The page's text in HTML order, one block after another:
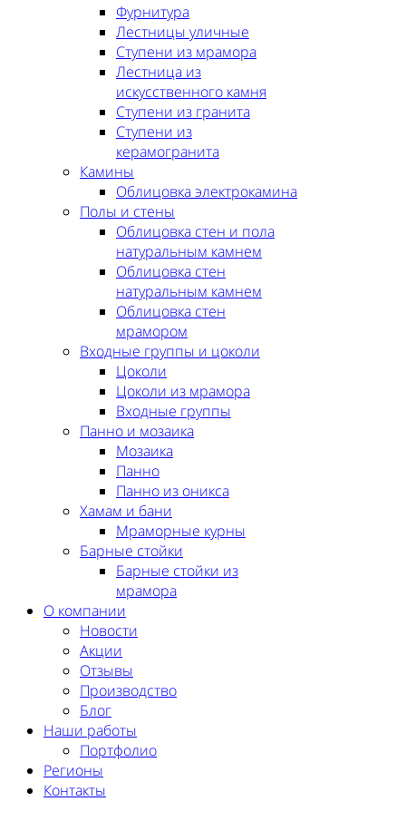
Фурнитура
Лестницы уличные
Ступени из мрамора
Лестница из
искусственного камня
Ступени из гранита
Ступени из
керамогранита
Камины
Облицовка электрокамина
Полы и стены
Облицовка стен и пола
натуральным камнем
Облицовка стен
натуральным камнем
Облицовка стен
мрамором
Входные группы и цоколи
Цоколи
Цоколи из мрамора
Входные группы
Панно и мозаика
Мозаика
Панно
Панно из оникса
Хамам и бани
Мраморные курны
Барные стойки
Барные стойки из
мрамора
О компании
Новости
Акции
Отзывы
Производство
Блог
Наши работы
Портфолио
Регионы
Контакты